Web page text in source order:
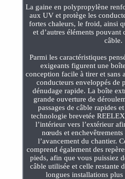
La gaine en polypropylène
aux UV et protège les
fortes chaleurs, le froid, ainsi
et d’autres éléments pouvant
câble.
Parmi les caractéristiques
exigeants figurent une
conception facile à tirer et sans
conducteurs enveloppés de
dénudage rapide. La boîte
grande ouverture de
passages de câble rapides
technologie brevetée
l’intérieur vers l’extérieur
nœuds et
l’avancement du chantier.
comprend également des
pieds, afin que vous puissiez
câble utilisée et celle restante
longues installations plus